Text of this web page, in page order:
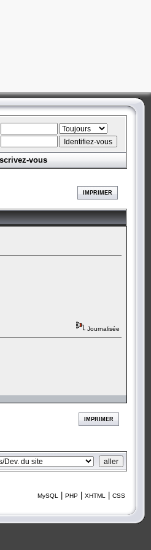
vous
IMPRIMER
Journalisée
IMPRIMER
MySQL PHP XHTML CSS